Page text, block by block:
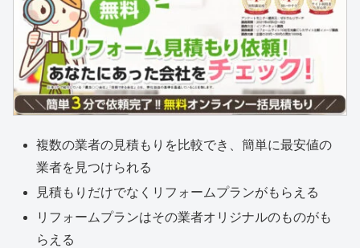
複数の業者の見積もりを比較でき、簡単に最安値の
業者を見つけられる
見積もりだけでなくリフォームプランがもらえる
リフォームプランはその業者オリジナルのものがも
らえる